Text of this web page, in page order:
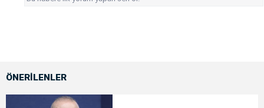
ÖNERİLENLER